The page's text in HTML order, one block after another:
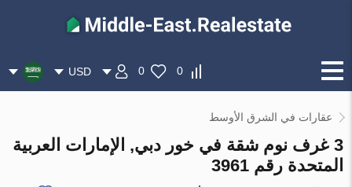
0
0
USD
عقارات في الشرق الأوسط
3 غرف نوم شقة في خور دبي, الإمارات العربية
المتحدة رقم 3961